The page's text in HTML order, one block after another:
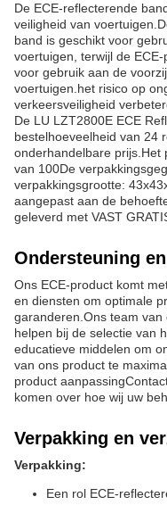
De ECE-reflecterende
veiligheid van
band is geschikt voor
voertuigen, terwijl de
voor gebruik aan de
voertuigen.het risico op
verkeersveiligheid
De LU LZT2800E ECE
bestelhoeveelheid van 24
onderhandelbare prijs.Het
van 100De
verpakkingsgrootte:
aangepast aan de
geleverd met VAST
Ondersteuning
Ons ECE-product komt
en diensten om optimale
garanderen.Ons team
helpen bij de selectie van
educatieve middelen om
van ons product te
product
komen over hoe wij uw
Verpakking en
Verpakking:
Een rol ECE-